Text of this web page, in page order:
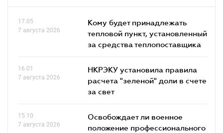
17.05
7 августа 2026
Кому будет принадлежать
тепловой пункт, установленный
за средства теплопоставщика
16.01
7 августа 2026
НКРЭКУ установила правила
расчета "зеленой" доли в счете
за свет
15.10
7 августа 2026
Освобождает ли военное
положение профессионального